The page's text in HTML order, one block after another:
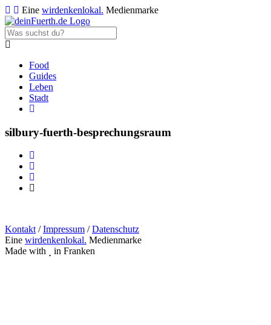
Eine wirdenkenlokal. Medienmarke
Food
Guides
Leben
Stadt
silbury-fuerth-besprechungsraum
Kontakt/Impressum /Datenschutz
Eine wirdenkenlokal. Medienmarke
Made with
in Franken